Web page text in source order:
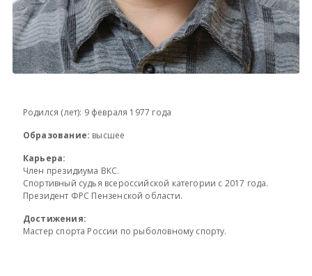
Родился (лет): 9 февраля 1977 года
Образование: высшее
Карьера:
Член президиума ВКС.
Спортивный судья всероссийской категории с 2017 года.
Президент ФРС Пензенской области.
Достижения:
Мастер спорта России по рыболовному спорту.